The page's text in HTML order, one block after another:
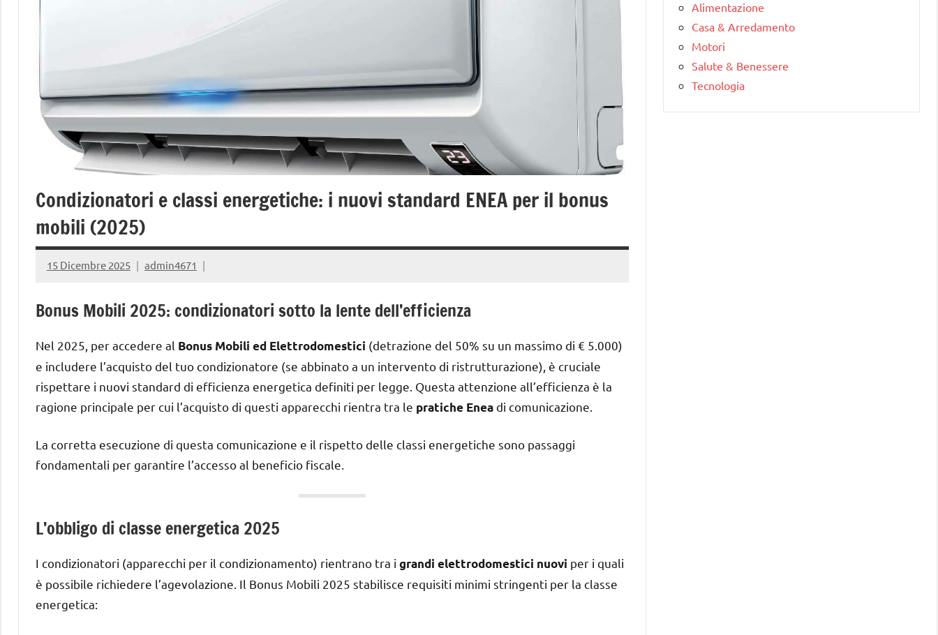
Condizionatori e classi energetiche: i nuovi standard ENEA per il bonus
mobili (2025)
15 Dicembre 2025 admin4671
Bonus Mobili 2025: condizionatori sotto la lente dell’efficienza
Nel 2025, per accedere al Bonus Mobili ed Elettrodomestici (detrazione del 50% su un massimo di € 5.000)
e includere l’acquisto del tuo condizionatore (se abbinato a un intervento di ristrutturazione), è cruciale
rispettare i nuovi standard di efficienza energetica definiti per legge. Questa attenzione all’efficienza è la
ragione principale per cui l’acquisto di questi apparecchi rientra tra le pratiche Eneadi comunicazione.
La corretta esecuzione di questa comunicazione e il rispetto delle classi energetiche sono passaggi
fondamentali per garantire l’accesso al beneficio fiscale.
L’obbligo di classe energetica 2025
I condizionatori (apparecchi per il condizionamento) rientrano tra i grandi elettrodomestici nuovi per i quali
è possibile richiedere l’agevolazione. Il Bonus Mobili 2025 stabilisce requisiti minimi stringenti per la classe
energetica:
Alimentazione
Casa & Arredamento
Motori
Salute & Benessere
Tecnologia